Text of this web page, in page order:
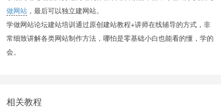
做网站 ，最后可以独立建网站。
学做网站论坛建站培训通过原创建站教程+讲师在线辅导的方式，非
常细致讲解各类网站制作方法，哪怕是零基础小白也能看的懂，学的
会。
相关教程